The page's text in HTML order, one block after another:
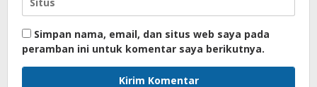
Simpan nama, email, dan situs web saya pada
peramban ini untuk komentar saya berikutnya.